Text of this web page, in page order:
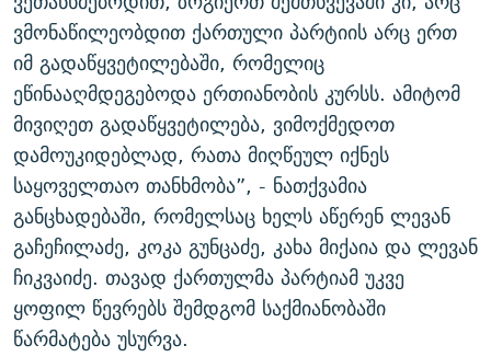
ᲘᲛᲞᲔᲠᲘᲐ ᲓᲐ ᲠᲐᲓᲘᲝ
5 ᲐᲛᲑᲐᲕᲘ - 20 ᲘᲕᲜᲘᲡᲡ ᲓᲐᲨᲐᲕᲔᲑᲣᲚᲔᲑᲘ
ᲐᲒᲕᲘᲡᲢᲝᲡ ᲝᲛᲘ
ПРИВЕТ ᲙᲣᲚᲢᲣᲠᲐ
რთე/რთ-ის ყველა საიტი
ვმონაწილეობდით ქართული პარტიის არც ერთ
იმ გადაწყვეტილებაში, რომელიც
ეწინააღმდეგებოდა ერთიანობის კურსს. ამიტომ
მივიღეთ გადაწყვეტილება, ვიმოქმედოთ
დამოუკიდებლად, რათა მიღწეულ იქნეს
საყოველთაო თანხმობა”, - ნათქვამია
განცხადებაში, რომელსაც ხელს აწერენ ლევან
გაჩეჩილაძე, კოკა გუნცაძე, კახა მიქაია და ლევან
ჩიკვაიძე. თავად ქართულმა პარტიამ უკვე
ყოფილ წევრებს შემდგომ საქმიანობაში
წარმატება უსურვა.